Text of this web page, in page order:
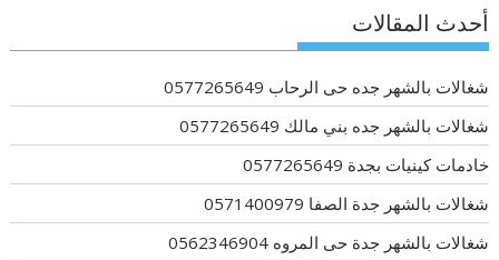
أحدث المقالات
شغالات بالشهر جده حى الرحاب 0577265649
شغالات بالشهر جده بني مالك 0577265649
خادمات كينيات بجدة 0577265649
شغالات بالشهر جدة الصفا 0571400979
شغالات بالشهر جدة حى المروه 0562346904